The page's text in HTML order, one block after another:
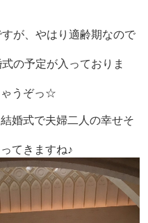
が、やはり適齢期なので
の予定が入っておりま
ゃうぞっ☆
婚式で夫婦二人の幸せそ
てきますね♪